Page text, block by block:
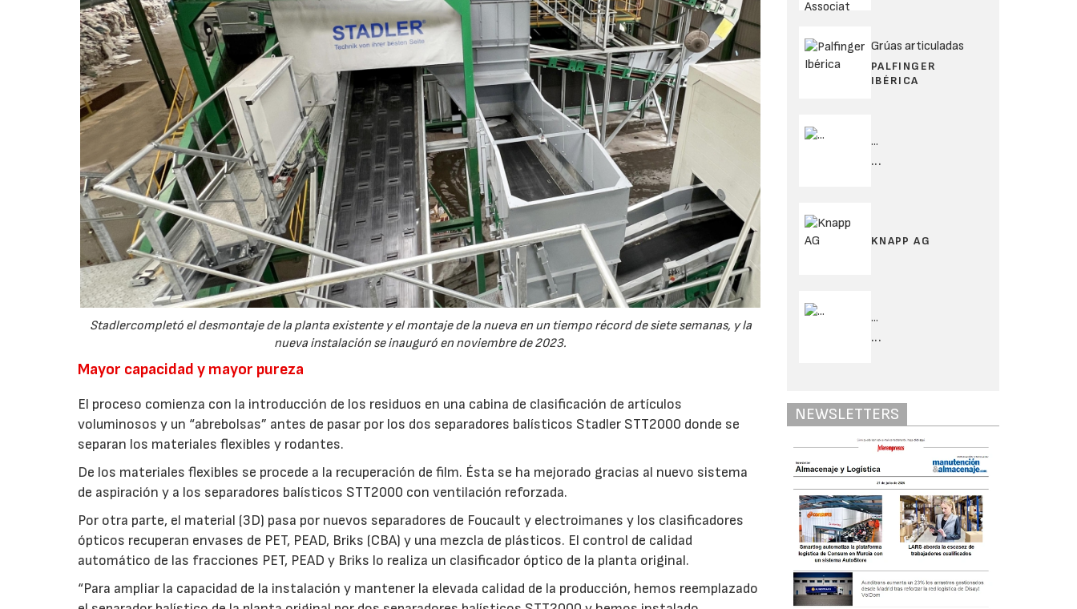
Stadlercompletó el desmontaje de la planta existente y el montaje de la nueva en un tiempo récord de siete semanas, y la
nueva instalación se inauguró en noviembre de 2023.
Mayor capacidad y mayor pureza
El proceso comienza con la introducción de los residuos en una cabina de clasificación de artículos
voluminosos y un “abrebolsas” antes de pasar por los dos separadores balísticos Stadler STT2000 donde se
separan los materiales flexibles y rodantes.
De los materiales flexibles se procede a la recuperación de film. Ésta se ha mejorado gracias al nuevo sistema
de aspiración y a los separadores balísticos STT2000 con ventilación reforzada.
Por otra parte, el material (3D) pasa por nuevos separadores de Foucault y electroimanes y los clasificadores
ópticos recuperan envases de PET, PEAD, Briks (CBA) y una mezcla de plásticos. El control de calidad
automático de las fracciones PET, PEAD y Briks lo realiza un clasificador óptico de la planta original.
“Para ampliar la capacidad de la instalación y mantener la elevada calidad de la producción, hemos reemplazado
Grúas articuladas
PALFINGER
IBÉRICA
...
...
KNAPP AG
...
...
NEWSLETTERS